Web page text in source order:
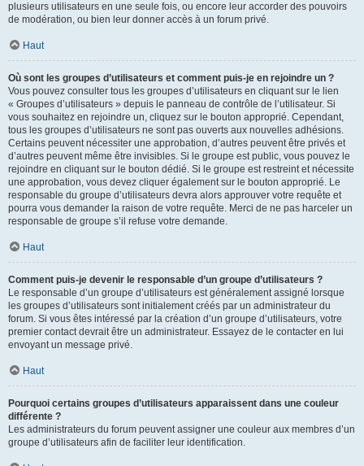
plusieurs utilisateurs en une seule fois, ou encore leur accorder des pouvoirs
de modération, ou bien leur donner accès à un forum privé.
Haut
Où sont les groupes d’utilisateurs et comment puis-je en rejoindre un ?
Vous pouvez consulter tous les groupes d’utilisateurs en cliquant sur le lien
« Groupes d’utilisateurs » depuis le panneau de contrôle de l’utilisateur. Si
vous souhaitez en rejoindre un, cliquez sur le bouton approprié. Cependant,
tous les groupes d’utilisateurs ne sont pas ouverts aux nouvelles adhésions.
Certains peuvent nécessiter une approbation, d’autres peuvent être privés et
d’autres peuvent même être invisibles. Si le groupe est public, vous pouvez le
rejoindre en cliquant sur le bouton dédié. Si le groupe est restreint et nécessite
une approbation, vous devez cliquer également sur le bouton approprié. Le
responsable du groupe d’utilisateurs devra alors approuver votre requête et
pourra vous demander la raison de votre requête. Merci de ne pas harceler un
responsable de groupe s’il refuse votre demande.
Haut
Comment puis-je devenir le responsable d’un groupe d’utilisateurs ?
Le responsable d’un groupe d’utilisateurs est généralement assigné lorsque
les groupes d’utilisateurs sont initialement créés par un administrateur du
forum. Si vous êtes intéressé par la création d’un groupe d’utilisateurs, votre
premier contact devrait être un administrateur. Essayez de le contacter en lui
envoyant un message privé.
Haut
Pourquoi certains groupes d’utilisateurs apparaissent dans une couleur
différente ?
Les administrateurs du forum peuvent assigner une couleur aux membres d’un
groupe d’utilisateurs afin de faciliter leur identification.